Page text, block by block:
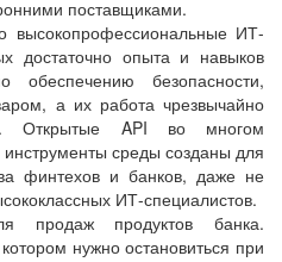
поставщиками.
высокопрофессиональные ИТ-
достаточно опыта и навыков
обеспечению безопасности,
а их работа чрезвычайно
Открытые API во многом
инструменты среды созданы для
финтехов и банков, даже не
ИТ-специалистов.
продаж продуктов банка.
нужно остановиться при